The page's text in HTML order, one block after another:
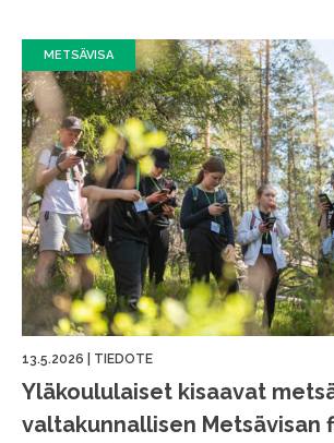
METSÄVISA
13.5.2026 TIEDOTE
Yläkoululaiset kisaavat
valtakunnallisen Metsävisan